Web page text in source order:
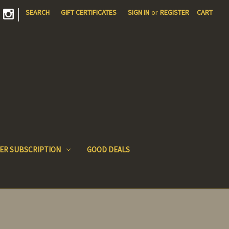
| SEARCH GIFT CERTIFICATES SIGN IN or REGISTER CART
SUBSCRIPTION GOOD DEALS